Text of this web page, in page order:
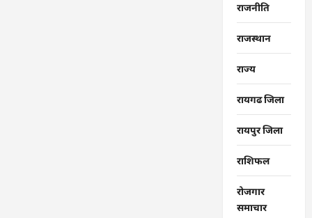
राजनीति
राजस्थान
राज्‍य
रायगढ जिला
रायपुर जिला
राशिफल
रोजगार
समाचार